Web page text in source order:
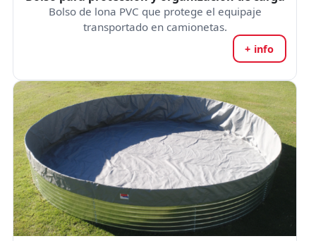
Bolso de lona PVC que protege el equipaje
transportado en camionetas.
+ info